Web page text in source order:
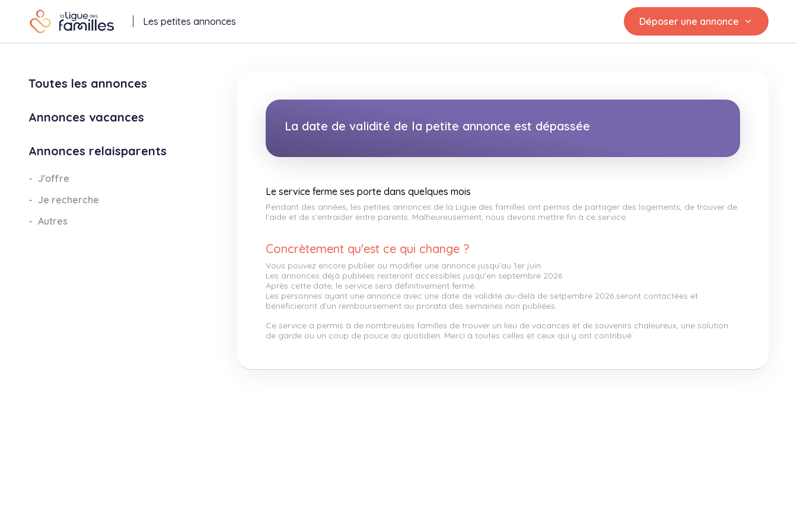
Les petites annonces Déposer une annonce
Toutes les annonces
Annonces vacances
Annonces relaisparents
J'offre
Je recherche
Autres
La date de validité de la petite annonce est dépassée
Le service ferme ses porte dans quelques mois
Pendant des années, les petites annonces de la Ligue des familles ont permis de partager des logements, de trouver de
l’aide et de s’entraider entre parents. Malheureusement, nous devons mettre fin à ce service.
Concrètement qu'est ce qui change ?
Vous pouvez encore publier ou modifier une annonce jusqu’au 1er juin.
Les annonces déjà publiées resteront accessibles jusqu’en septembre 2026
Après cette date, le service sera définitivement fermé.
Les personnes ayant une annonce avec une date de validité au-delà de setpembre 2026 seront contactées et
bénéficieront d’un remboursement au prorata des semaines non publiées.
Ce service a permis à de nombreuses familles de trouver un lieu de vacances et de souvenirs chaleureux, une solution
de garde ou un coup de pouce au quotidien. Merci à toutes celles et ceux qui y ont contribué.